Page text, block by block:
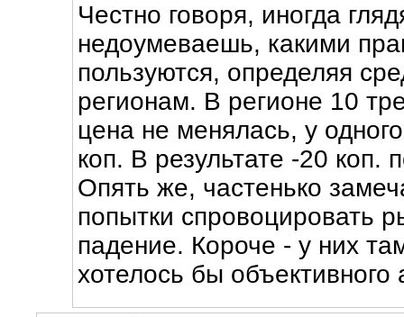
Честно говоря, иногда
недоумеваешь, какими
пользуются, определяя
регионам. В регионе 10
цена не менялась, у
коп. В результате -20 коп.
Опять же, частенько
попытки спровоцировать
падение. Короче - у них
хотелось бы объективного